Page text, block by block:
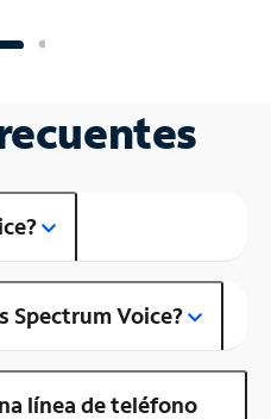
Spectrum Voice?
línea de teléfono